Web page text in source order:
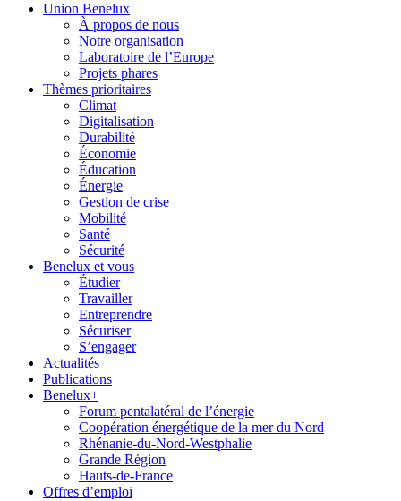
Union Benelux
À propos de nous
Notre organisation
Laboratoire de l’Europe
Projets phares
Thèmes prioritaires
Climat
Digitalisation
Durabilité
Économie
Éducation
Énergie
Gestion de crise
Mobilité
Santé
Sécurité
Benelux et vous
Étudier
Travailler
Entreprendre
Sécuriser
S’engager
Actualités
Publications
Benelux+
Forum pentalatéral de l’énergie
Coopération énergétique de la mer du Nord
Rhénanie-du-Nord-Westphalie
Grande Région
Hauts-de-France
Offres d’emploi